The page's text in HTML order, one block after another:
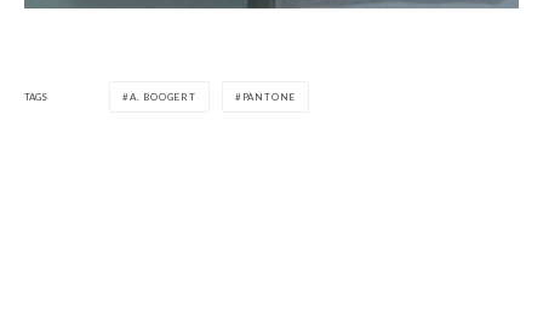
TAGS A. BOOGERT PANTONE